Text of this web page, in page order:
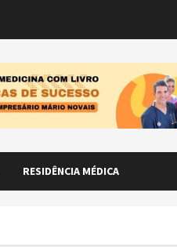
RESIDÊNCIA MÉDICA